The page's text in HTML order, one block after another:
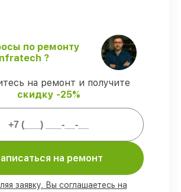
сроки, согласованные с
гарантия
с полным гарантийным
восстановление
завершаем в присутствии
хранятся на
по ремонту
?
на ремонт и получите
скидку -25%
на ремонт
заявку, Вы соглашаетесь на